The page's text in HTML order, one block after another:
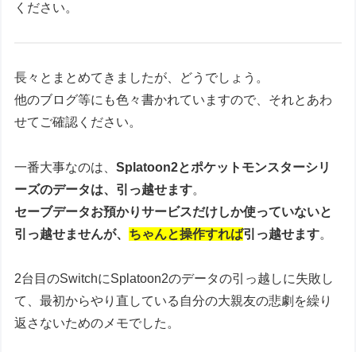
ください。
長々とまとめてきましたが、どうでしょう。
他のブログ等にも色々書かれていますので、それとあわ
せてご確認ください。
一番大事なのは、Splatoon2とポケットモンスターシリ
ーズのデータは、引っ越せます。
セーブデータお預かりサービスだけしか使っていないと
引っ越せませんが、 ちゃんと操作すれば引っ越せます。
2台目のSwitchにSplatoon2のデータの引っ越しに失敗し
て、最初からやり直している自分の大親友の悲劇を繰り
返さないためのメモでした。